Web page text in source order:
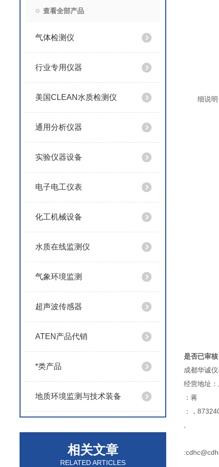
查看全部产品
气体检测仪
行业专用仪器
美国CLEAN水质检测仪
通用分析仪器
实验仪器设备
电子电工仪表
化工机械设备
水质在线监测仪
气象环境监测
超声波传感器
ATEN产品代销
*类产品
地质环境监测与技术装备
相关文章
RELATED ARTICLES
细说
是否已审
成都华诚
经营地址
：蒋
：，